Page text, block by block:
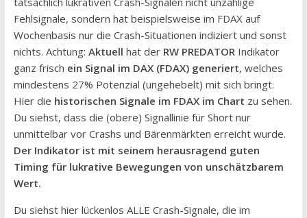
Fehlsignale, sondern hat beispielsweise im FDAX auf
Wochenbasis nur die Crash-Situationen indiziert und sonst
nichts. Achtung: Aktuell hat der RW PREDATOR Indikator
ganz frisch ein Signal im DAX (FDAX) generiert, welches
mindestens 27% Potenzial (ungehebelt) mit sich bringt.
Hier die historischen Signale im FDAX im Chart zu sehen.
Du siehst, dass die (obere) Signallinie für Short nur
unmittelbar vor Crashs und Bärenmärkten erreicht wurde.
Der Indikator ist mit seinem herausragend guten
Timing für lukrative Bewegungen von unschätzbarem
Wert.
Du siehst hier lückenlos ALLE Crash-Signale, die im